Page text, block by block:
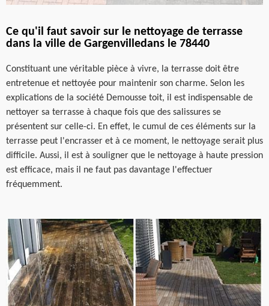
Ce qu'il faut savoir sur le nettoyage de terrasse
dans la ville de Gargenvilledans le 78440
Constituant une véritable pièce à vivre, la terrasse doit être
entretenue et nettoyée pour maintenir son charme. Selon les
explications de la société Demousse toit, il est indispensable de
nettoyer sa terrasse à chaque fois que des salissures se
présentent sur celle-ci. En effet, le cumul de ces éléments sur la
terrasse peut l'encrasser et à ce moment, le nettoyage serait plus
difficile. Aussi, il est à souligner que le nettoyage à haute pression
est efficace, mais il ne faut pas davantage l'effectuer
fréquemment.